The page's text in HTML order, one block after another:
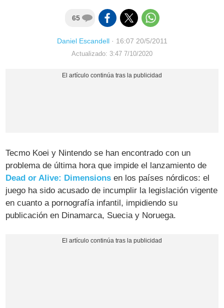
65
Daniel Escandell· 16:07 20/5/2011
Actualizado: 3:47 7/10/2020
Tecmo Koei y Nintendo se han encontrado con un
problema de última hora que impide el lanzamiento de
Dead or Alive: Dimensions en los países nórdicos: el
juego ha sido acusado de incumplir la legislación vigente
en cuanto a pornografía infantil, impidiendo su
publicación en Dinamarca, Suecia y Noruega.